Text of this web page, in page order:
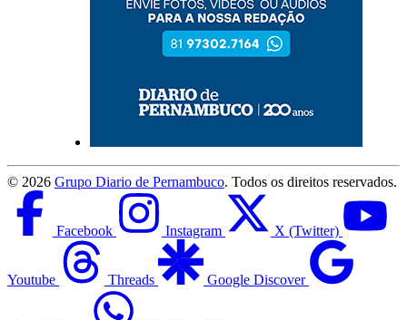
© 2026 Grupo Diario de Pernambuco. Todos os direitos reservados.
Facebook Instagram X (Twitter)
Youtube Threads Google Discover